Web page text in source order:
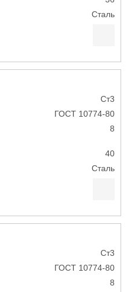
Сталь
Ст3
ГОСТ 10774-80
8
40
Сталь
Ст3
ГОСТ 10774-80
8